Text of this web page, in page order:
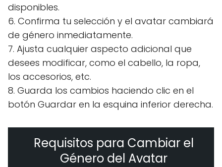
disponibles.
6. Confirma tu selección y el avatar cambiará
de género inmediatamente.
7. Ajusta cualquier aspecto adicional que
desees modificar, como el cabello, la ropa,
los accesorios, etc.
8. Guarda los cambios haciendo clic en el
botón Guardar en la esquina inferior derecha.
Requisitos para Cambiar el
Género del Avatar